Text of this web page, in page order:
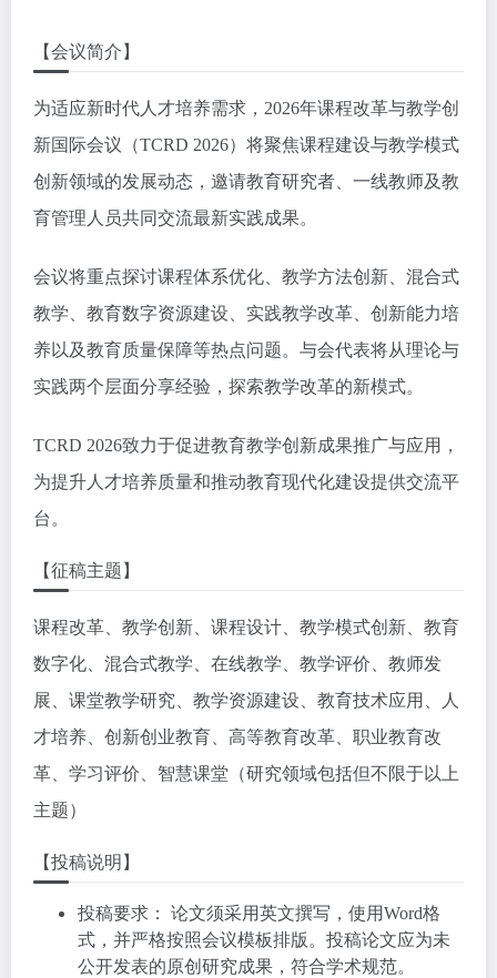
【会议简介】
为适应新时代人才培养需求，2026年课程改革与教学创
新国际会议（TCRD 2026）将聚焦课程建设与教学模式
创新领域的发展动态，邀请教育研究者、一线教师及教
育管理人员共同交流最新实践成果。
会议将重点探讨课程体系优化、教学方法创新、混合式
教学、教育数字资源建设、实践教学改革、创新能力培
养以及教育质量保障等热点问题。与会代表将从理论与
实践两个层面分享经验，探索教学改革的新模式。
TCRD 2026致力于促进教育教学创新成果推广与应用，
为提升人才培养质量和推动教育现代化建设提供交流平
台。
【征稿主题】
课程改革、教学创新、课程设计、教学模式创新、教育
数字化、混合式教学、在线教学、教学评价、教师发
展、课堂教学研究、教学资源建设、教育技术应用、人
才培养、创新创业教育、高等教育改革、职业教育改
革、学习评价、智慧课堂（研究领域包括但不限于以上
主题）
【投稿说明】
投稿要求： 论文须采用英文撰写，使用Word格
式，并严格按照会议模板排版。投稿论文应为未
公开发表的原创研究成果，符合学术规范。